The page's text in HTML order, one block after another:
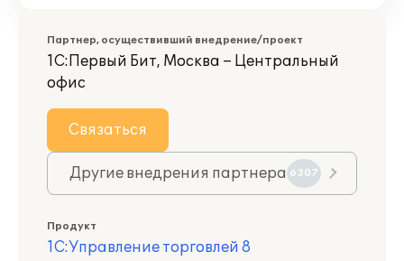
Партнер, осуществивший внедрение/проект
1С:Первый Бит, Москва – Центральный
офис
Связаться
Другие внедрения партнера 6307
Продукт
1С:Управление торговлей 8